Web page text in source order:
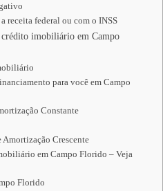
receita federal ou com o INSS
crédito imobiliário em Campo
para você em Campo
Constante
Amortização Crescente
em Campo Florido – Veja
Florido